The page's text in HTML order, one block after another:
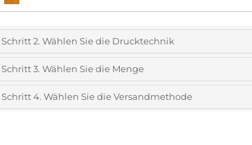
Schritt 2. Wählen Sie die Drucktechnik
*Wählen Sie die Druck- und Farbtechniken für Ihr Logo:
1 Farbig (Vorderseite)
Schritt 3. Wählen Sie die Menge
*Bitte wählen Sie Ihre gewünschte Menge
Schritt 4. Wählen Sie die Versandmethode